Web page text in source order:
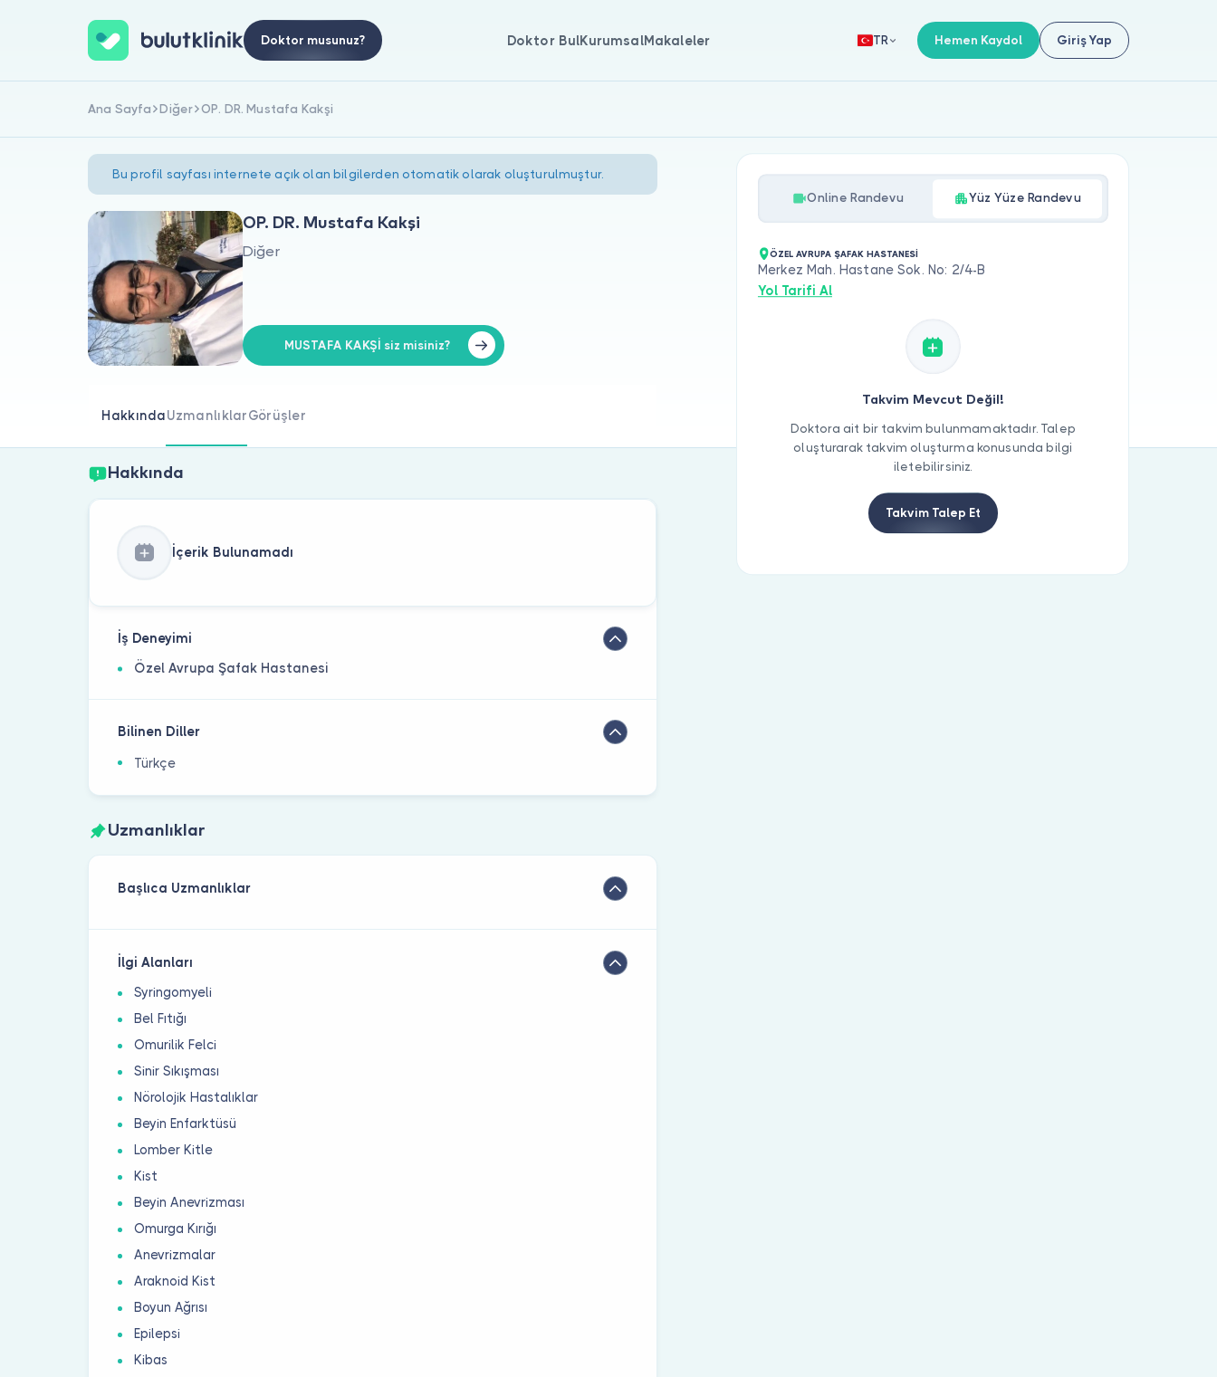
Doktor musunuz? Doktor BulKurumsalMakaleler TR Hemen Kaydol Giriş Yap
Ana Sayfa Diğer OP. DR. Mustafa Kakşi
Bu profil sayfası internete açık olan bilgilerden otomatik olarak oluşturulmuştur.
OP. DR. Mustafa Kakşi
Diğer
MUSTAFA KAKŞİ siz misiniz?
HakkındaUzmanlıklarGörüşler
Hakkında
İçerik Bulunamadı
İş Deneyimi
Özel Avrupa Şafak Hastanesi
Bilinen Diller
Türkçe
Uzmanlıklar
Başlıca Uzmanlıklar
İlgi Alanları
Syringomyeli
Bel Fıtığı
Omurilik Felci
Sinir Sıkışması
Nörolojik Hastalıklar
Beyin Enfarktüsü
Lomber Kitle
Kist
Beyin Anevrizması
Omurga Kırığı
Anevrizmalar
Araknoid Kist
Boyun Ağrısı
Epilepsi
Kibas
Online Randevu Yüz Yüze Randevu
ÖZEL AVRUPA ŞAFAK HASTANESİ
Merkez Mah. Hastane Sok. No: 2/4-B
Yol Tarifi Al
Takvim Mevcut Değil!
Doktora ait bir takvim bulunmamaktadır. Talep
oluşturarak takvim oluşturma konusunda bilgi
iletebilirsiniz.
Takvim Talep Et